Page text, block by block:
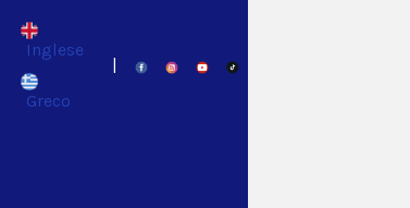
Inglese
Greco